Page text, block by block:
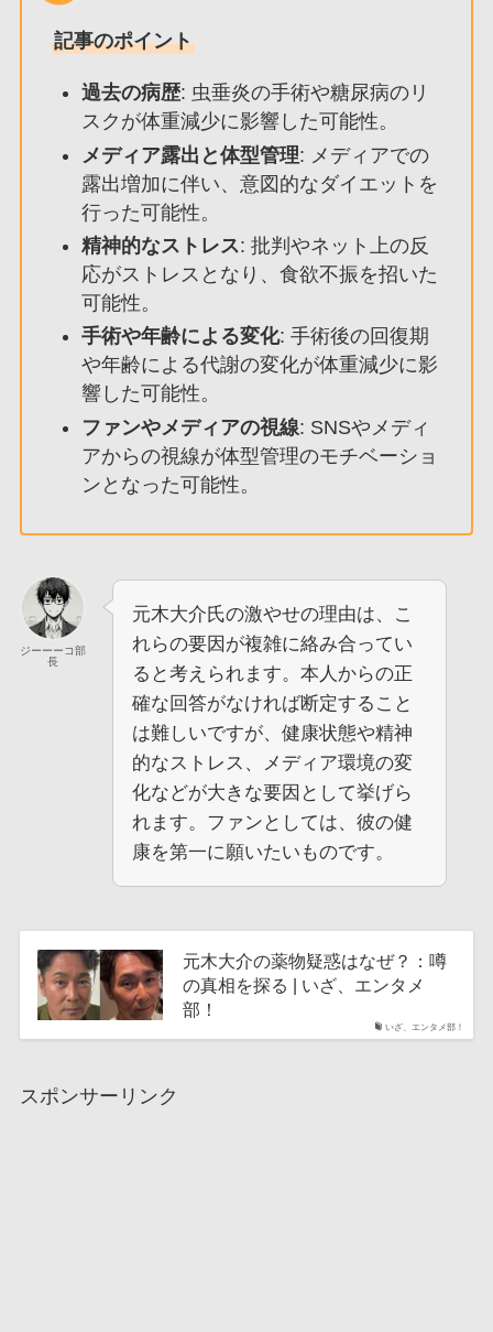
記事のポイント
過去の病歴: 虫垂炎の手術や糖尿病のリ
スクが体重減少に影響した可能性。
メディア露出と体型管理: メディアでの
露出増加に伴い、意図的なダイエットを
行った可能性。
精神的なストレス: 批判やネット上の反
応がストレスとなり、食欲不振を招いた
可能性。
手術や年齢による変化: 手術後の回復期
や年齢による代謝の変化が体重減少に影
響した可能性。
ファンやメディアの視線: SNSやメディ
アからの視線が体型管理のモチベーショ
ンとなった可能性。
ジーーーコ部
長
元木大介氏の激やせの理由は、こ
れらの要因が複雑に絡み合ってい
ると考えられます。本人からの正
確な回答がなければ断定すること
は難しいですが、健康状態や精神
的なストレス、メディア環境の変
化などが大きな要因として挙げら
れます。ファンとしては、彼の健
康を第一に願いたいものです。
いざ、エンタメ部！
元木大介の薬物疑惑はなぜ？：噂
の真相を探る | いざ、エンタメ
部！
スポンサーリンク